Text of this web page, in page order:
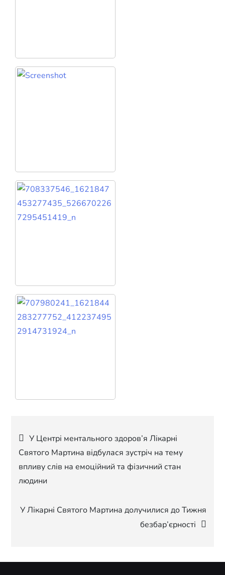
Навігація
записів
У Центрі ментального здоров’я Лікарні
Святого Мартина відбулася зустріч на тему
впливу слів на емоційний та фізичний стан
людини
У Лікарні Святого Мартина долучилися до Тижня
безбар’єрності